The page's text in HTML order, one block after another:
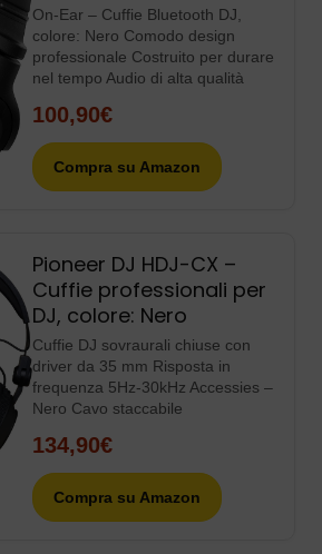
On-Ear – Cuffie Bluetooth DJ,
colore: Nero Comodo design
professionale Costruito per durare
nel tempo Audio di alta qualità
100,90€
Compra su Amazon
Pioneer DJ HDJ-CX –
Cuffie professionali per
DJ, colore: Nero
Cuffie DJ sovraurali chiuse con
driver da 35 mm Risposta in
frequenza 5Hz-30kHz Accessies –
Nero Cavo staccabile
134,90€
Compra su Amazon